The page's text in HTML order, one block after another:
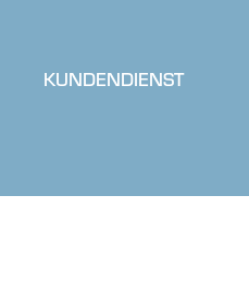
KUNDENDIENST